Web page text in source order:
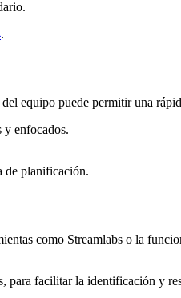
.
equipo puede permitir una
y enfocados.
de planificación.
como Streamlabs o la
para facilitar la identificación y